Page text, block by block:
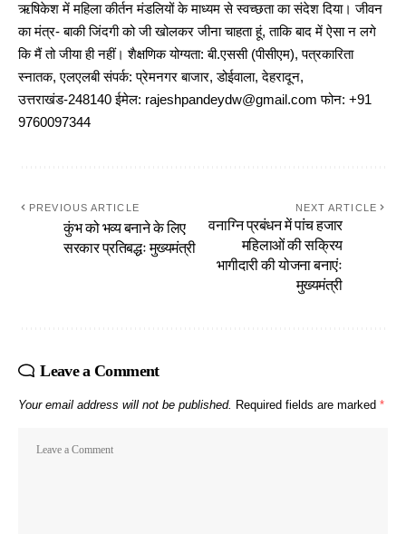
ऋषिकेश में महिला कीर्तन मंडलियों के माध्यम से स्वच्छता का संदेश दिया। जीवन
का मंत्र- बाकी जिंदगी को जी खोलकर जीना चाहता हूं, ताकि बाद में ऐसा न लगे
कि मैं तो जीया ही नहीं। शैक्षणिक योग्यता: बी.एससी (पीसीएम), पत्रकारिता
स्नातक, एलएलबी संपर्क: प्रेमनगर बाजार, डोईवाला, देहरादून,
उत्तराखंड-248140 ईमेल: rajeshpandeydw@gmail.com फोन: +91
9760097344
PREVIOUS ARTICLE
कुंभ को भव्य बनाने के लिए
सरकार प्रतिबद्धः मुख्यमंत्री
NEXT ARTICLE
वनाग्नि प्रबंधन में पांच हजार
महिलाओं की सक्रिय
भागीदारी की योजना बनाएंः
मुख्यमंत्री
Leave a Comment
Your email address will not be published. Required fields are marked *